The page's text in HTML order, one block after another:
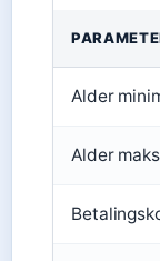
Alder
Alder